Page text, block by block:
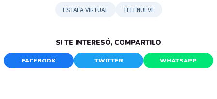
ESTAFA VIRTUAL TELENUEVE
SI TE INTERESÓ, COMPARTILO
FACEBOOK TWITTER WHATSAPP